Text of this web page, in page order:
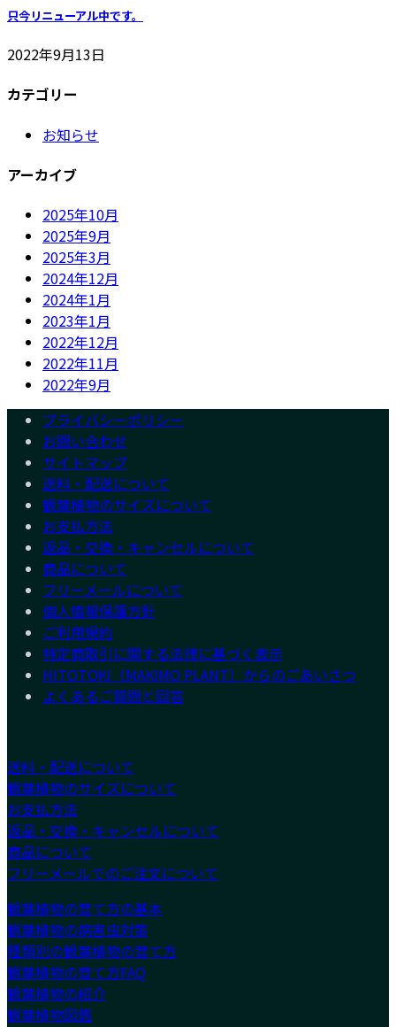
只今リニューアル中です。
2022年9月13日
カテゴリー
お知らせ
アーカイブ
2025年10月
2025年9月
2025年3月
2024年12月
2024年1月
2023年1月
2022年12月
2022年11月
2022年9月
プライバシーポリシー
お問い合わせ
サイトマップ
送料・配送について
観葉植物のサイズについて
お支払方法
返品・交換・キャンセルについて
商品について
フリーメールについて
個人情報保護方針
ご利用規約
特定商取引に関する法律に基づく表示
HITOTOKI（MAKIMO PLANT）からのごあいさつ
よくあるご質問と回答
送料・配送について
観葉植物のサイズについて
お支払方法
返品・交換・キャンセルについて
商品について
フリーメールでのご注文について
観葉植物の育て方の基本
観葉植物の病害虫対策
種類別の観葉植物の育て方
観葉植物の育て方FAQ
観葉植物の紹介
観葉植物図鑑